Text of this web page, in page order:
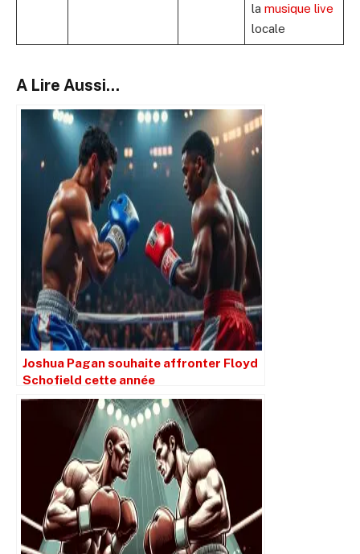
la musique live
locale
A Lire Aussi...
Joshua Pagan souhaite affronter Floyd
Schofield cette année